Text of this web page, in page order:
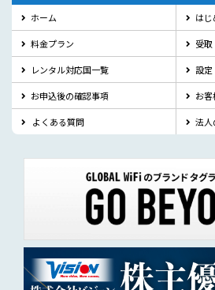
ホーム は
料金プラン 受
レンタル対応国一覧 設
お申込後の確認事項 お
よくある質問 法人